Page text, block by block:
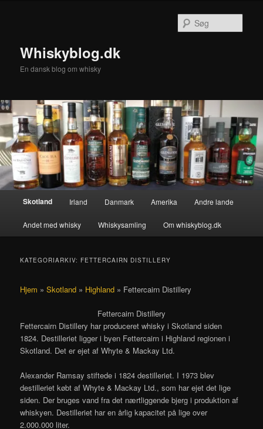
Whiskyblog.dk
En dansk blog om whisky
Hovedmenu
Skotland Irland Danmark Amerika Andre lande
Andet med whisky Whiskysamling Om whiskyblog.dk
KATEGORIARKIV: FETTERCAIRN DISTILLERY
Hjem »Skotland » Highland » Fettercairn Distillery
Fettercairn Distillery
Fettercairn Distillery har produceret whisky i Skotland siden
1824. Destilleriet ligger i byen Fettercairn i Highland regionen i
Skotland. Det er ejet af Whyte & Mackay Ltd.
Alexander Ramsay stiftede i 1824 destilleriet. I 1973 blev
destilleriet købt af Whyte & Mackay Ltd., som har ejet det lige
siden. Der bruges vand fra det nærtliggende bjerg i produktion af
whiskyen. Destilleriet har en årlig kapacitet på lige over
2.000.000 liter.